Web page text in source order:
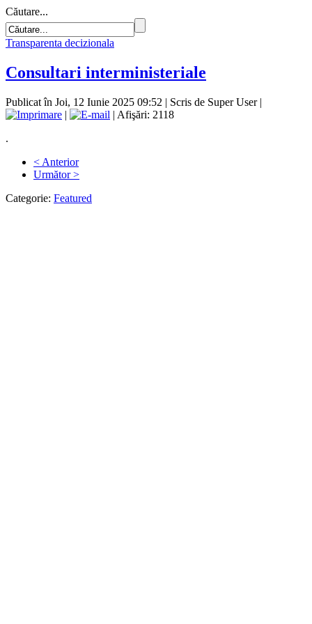
Căutare...
Transparenta decizionala
Consultari interministeriale
Publicat în Joi, 12 Iunie 2025 09:52 | Scris de Super User|
|
| Afişări: 2118
.
< Anterior
Următor >
Categorie: Featured